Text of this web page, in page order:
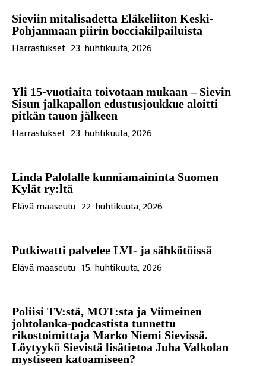
Sieviin mitalisadetta Eläkeliiton Keski-
Pohjanmaan piirin bocciakilpailuista
Harrastukset 23. huhtikuuta, 2026
Yli 15-vuotiaita toivotaan mukaan – Sievin
Sisun jalkapallon edustusjoukkue aloitti
pitkän tauon jälkeen
Harrastukset 23. huhtikuuta, 2026
Linda Palolalle kunniamaininta Suomen
Kylät ry:ltä
Elävä maaseutu 22. huhtikuuta, 2026
Putkiwatti palvelee LVI- ja sähkötöissä
Elävä maaseutu 15. huhtikuuta, 2026
Poliisi TV:stä, MOT:sta ja Viimeinen
johtolanka-podcastista tunnettu
rikostoimittaja Marko Niemi Sievissä.
Löytyykö Sievistä lisätietoa Juha Valkolan
mystiseen katoamiseen?